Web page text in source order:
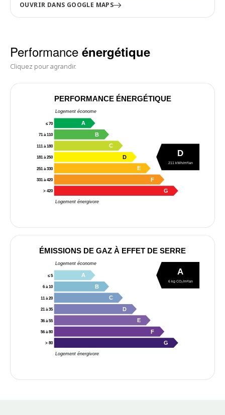
OUVRIR DANS GOOGLE MAPS
Performance énergétique
Cliquez pour agrandir.
PERFORMANCE ÉNERGÉTIQUE
Logement économe
Logement énergivore
≤ 70 A
71 à 110 B
111 à 180 C
181 à 250 D
251 à 330 E
331 à 420 F
> 420 G
D
211 kWh/m²/an
ÉMISSIONS DE GAZ À EFFET DE SERRE
Logement économe
Logement énergivore
≤ 5 A
6 à 10 B
11 à 20 C
21 à 35 D
36 à 55 E
56 à 80 F
> 80 G
A
6 kg CO₂/m²/an